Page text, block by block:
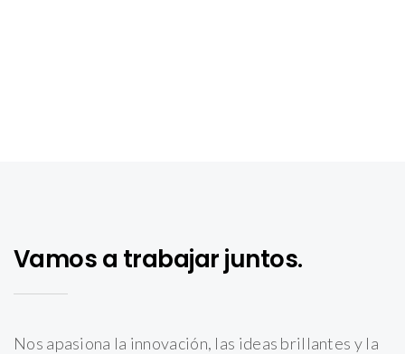
Vamos a trabajar juntos.
Nos apasiona la innovación, las ideas brillantes y la